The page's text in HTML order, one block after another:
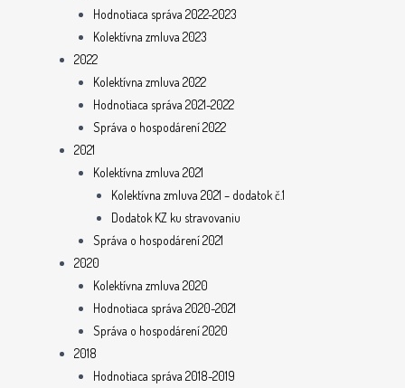
Hodnotiaca správa 2022-2023
Kolektívna zmluva 2023
2022
Kolektívna zmluva 2022
Hodnotiaca správa 2021-2022
Správa o hospodárení 2022
2021
Kolektívna zmluva 2021
Kolektívna zmluva 2021 – dodatok č.1
Dodatok KZ ku stravovaniu
Správa o hospodárení 2021
2020
Kolektívna zmluva 2020
Hodnotiaca správa 2020-2021
Správa o hospodárení 2020
2018
Hodnotiaca správa 2018-2019